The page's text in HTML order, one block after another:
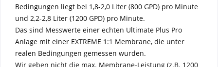
Bedingungen liegt bei 1,8-2,0 Liter (800 GPD) pro Minute
und 2,2-2,8 Liter (1200 GPD) pro Minute.
Das sind Messwerte einer echten Ultimate Plus Pro
Anlage mit einer EXTREME 1:1 Membrane, die unter
realen Bedingungen gemessen wurden.
Wir geben nicht die max. Membrane-Leistung (z.B. 1200